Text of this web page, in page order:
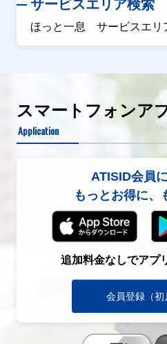
サービスエリア検索
ほっと一息 サービスエリ
スマートフォンア
Application
ATISID会員
もっとお得に、
追加料金なしでアプ
会員登録（初